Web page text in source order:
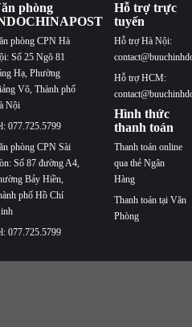
phòng
phòng CPN Hà
Số 25 Ngõ 81
Hạ, Phường
Võ, Thành phố
Nội
077.725.5799
phòng CPN Sài
Số 87 đường A4,
Bảy Hiền,
phố Hồ Chí
077.725.5799
Hỗ trợ trực
tuyến
Hỗ trợ Hà Nội:
Hỗ trợ HCM:
Hình thức
thanh toán
Thanh toán online
qua thẻ Ngân
Hàng
Thanh toán tại Văn
Phòng